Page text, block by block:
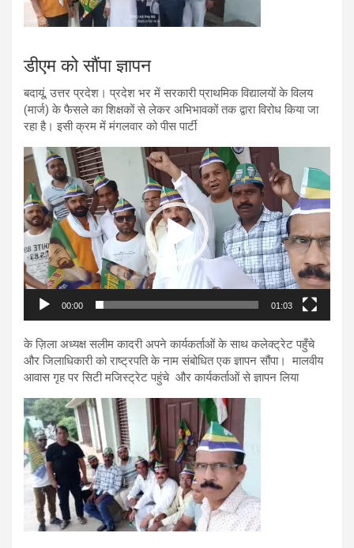
डीएम को सौंपा ज्ञापन
बदायूं, उत्तर प्रदेश। प्रदेश भर में सरकारी प्राथमिक विद्यालयों के विलय
(मार्ज) के फैसले का शिक्षकों से लेकर अभिभावकों तक द्वारा विरोध किया जा
रहा है। इसी क्रम में मंगलवार को पीस पार्टी
Video
Player
00:00 01:03
के ज़िला अध्यक्ष सलीम कादरी अपने कार्यकर्ताओं के साथ कलेक्ट्रेट पहुँचे
और जिलाधिकारी को राष्ट्रपति के नाम संबोधित एक ज्ञापन सौंपा। मालवीय
आवास गृह पर सिटी मजिस्ट्रेट पहुंचे और कार्यकर्ताओं से ज्ञापन लिया